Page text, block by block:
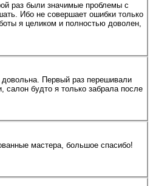
раз были значимые проблемы с
Ибо не совершает ошибки только
я целиком и полностью доволен,
Первый раз перешивали
салон будто я только забрала после
мастера, большое спасибо!